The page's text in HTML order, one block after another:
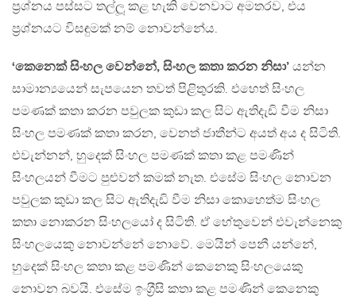
ප‍්‍රශ්නය පස්සට තල්ලූ කළ හැකි වෙනවාට අමතරව, එය
ප‍්‍රශ්නයට විසඳුමක් නම් නොවන්නේය.
‘කෙනෙක් සිංහල වෙන්නේ, සිංහල කතා කරන නිසා’ යන්න
සාමාන්‍යයෙන් සැපයෙන තවත් පිළිතුරකි. එහෙත් සිංහල
පමණක් කතා කරන පවුලක කුඩා කල සිට ඇතිදැඩි වීම නිසා
සිංහල පමණක් කතා කරන, වෙනත් ජාතීන්ට අයත් අය ද සිටිති.
එවැන්නන්, හුදෙක් සිංහල පමණක් කතා කළ පමණින්
සිංහලයන් වීමට පුළුවන් කමක් නැත. එසේම සිංහල නොවන
පවුලක කුඩා කල සිට ඇතිදැඩි වීම නිසා කොහෙත්ම සිංහල
කතා නොකරන සිංහලයෝ ද සිටිති. ඒ හේතුවෙන් එවැන්නෙකු
සිංහලයෙකු නොවන්නේ නොවේ. මෙයින් පෙනී යන්නේ,
හුදෙක් සිංහල කතා කළ පමණින් කෙනෙකු සිංහලයෙකු
නොවන බවයි. එසේම ඉංග‍්‍රීසි කතා කළ පමණින් කෙනෙකු